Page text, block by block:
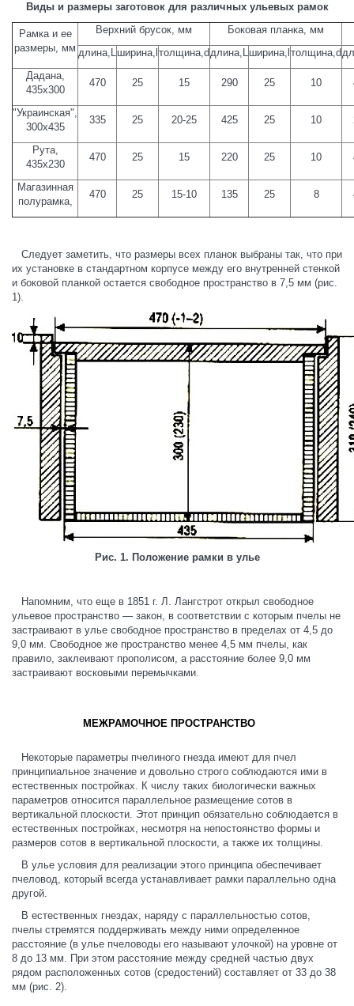
Виды и размеры заготовок для различных ульевых рамок
Рамка и ее
размеры, мм
Верхний брусок, мм
Боковая планка, мм
длина, Lширина, толщина,dдлина, Lширина, толщина,d
Дадана,
435х300
470 25 15 290 25 10
"Украинская",
300х435
335 25 20-25 425 25 10
Рута,
435х230
470 25 15 220 25 10
Магазинная
полурамка,
470 25 15-10 135 25 8
Следует заметить, что размеры всех планок выбраны так, что при
их установке в стандартном корпусе между его внутренней стенкой
и боковой планкой остается свободное пространство в 7,5 мм (рис.
1).
Рис. 1. Положение рамки в улье
Напомним, что еще в 1851 г. Л. Лангстрот открыл свободное
ульевое пространство — закон, в соответствии с которым пчелы не
застраивают в улье свободное пространство в пределах от 4,5 до
9,0 мм. Свободное же пространство менее 4,5 мм пчелы, как
правило, заклеивают прополисом, а расстояние более 9,0 мм
застраивают восковыми перемычками.
МЕЖРАМОЧНОЕ ПРОСТРАНСТВО
Некоторые параметры пчелиного гнезда имеют для пчел
принципиальное значение и довольно строго соблюдаются ими в
естественных постройках. К числу таких биологически важных
параметров относится параллельное размещение сотов в
вертикальной плоскости. Этот принцип обязательно соблюдается в
естественных постройках, несмотря на непостоянство формы и
размеров сотов в вертикальной плоскости, а также их толщины.
В улье условия для реализации этого принципа обеспечивает
пчеловод, который всегда устанавливает рамки параллельно одна
другой.
В естественных гнездах, наряду с параллельностью сотов,
пчелы стремятся поддерживать между ними определенное
расстояние (в улье пчеловоды его называют улочкой) на уровне от
8 до 13 мм. При этом расстояние между средней частью двух
рядом расположенных сотов (средостений) составляет от 33 до 38
мм (рис. 2).